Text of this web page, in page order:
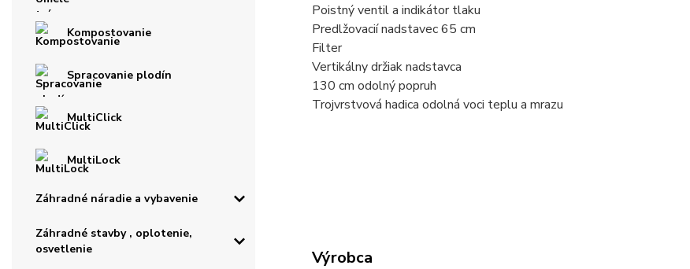
Kompostovanie
Spracovanie plodín
MultiClick
MultiLock
Záhradné náradie a vybavenie
Záhradné stavby , oplotenie,
osvetlenie
Poistný ventil a indikátor tlaku
Predlžovacií nadstavec 65 cm
Filter
Vertikálny držiak nadstavca
130 cm odolný popruh
Trojvrstvová hadica odolná voci teplu a mrazu
Výrobca